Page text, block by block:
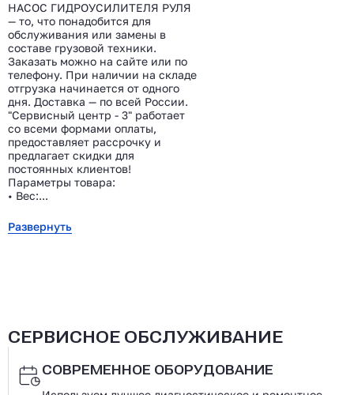
НАСОС ГИДРОУСИЛИТЕЛЯ РУЛЯ
— то, что понадобится для
обслуживания или замены в
составе грузовой техники.
Заказать можно на сайте или по
телефону. При наличии на складе
отгрузка начинается от одного
дня. Доставка — по всей России.
"Сервисный центр - 3" работает
со всеми формами оплаты,
предоставляет рассрочку и
предлагает скидки для
постоянных клиентов!
Параметры товара:
• Вес:...
Развернуть
СЕРВИСНОЕ ОБСЛУЖИВАНИЕ
СОВРЕМЕННОЕ ОБОРУДОВАНИЕ